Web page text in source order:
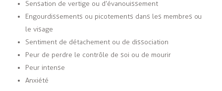
Sensation de vertige ou d’évanouissement
Engourdissements ou picotements dans les membres ou
le visage
Sentiment de détachement ou de dissociation
Peur de perdre le contrôle de soi ou de mourir
Peur intense
Anxiété